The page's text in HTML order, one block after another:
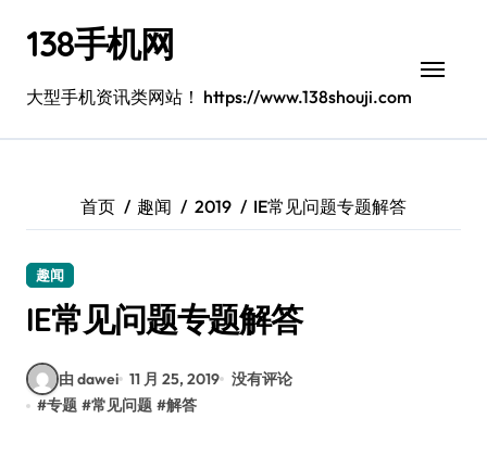
138手机网
大型手机资讯类网站！ https://www.138shouji.com
首页 趣闻 2019 IE常见问题专题解答
趣闻
IE常见问题专题解答
由 dawei 11 月 25, 2019 没有评论
#专题 #常见问题 #解答